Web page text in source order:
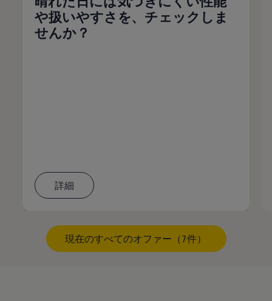
や扱いやすさを、チェックしま
せんか？
詳細
現在のすべてのオファー（7件）